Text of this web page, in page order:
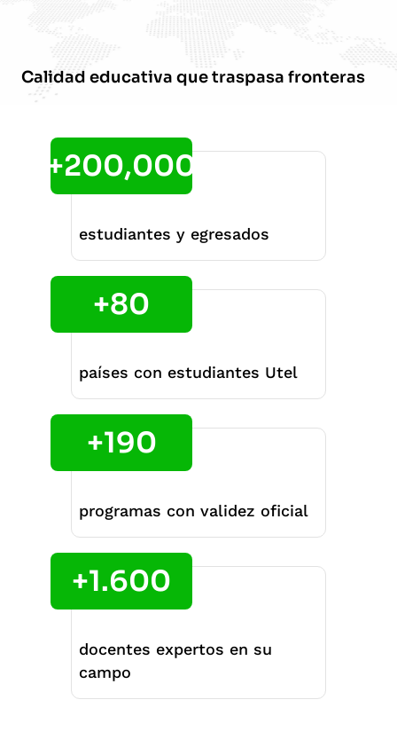
Calidad educativa que traspasa fronteras
+200,000
estudiantes y egresados
+80
países con estudiantes Utel
+190
programas con validez oficial
+1.600
docentes expertos en su
campo